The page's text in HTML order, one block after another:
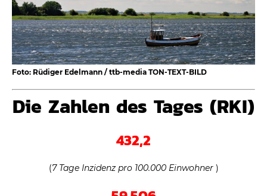
Foto: Rüdiger Edelmann / ttb-media TON-TEXT-BILD
Die Zahlen des Tages (RKI)
432,2
(7 Tage Inzidenz pro 100.000 Einwohner )